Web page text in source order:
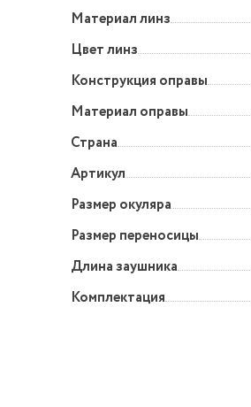
Материал линз
Цвет линз
Конструкция оправы
Материал оправы
Страна
Артикул
Размер окуляра
Размер переносицы
Длина заушника
Комплектация